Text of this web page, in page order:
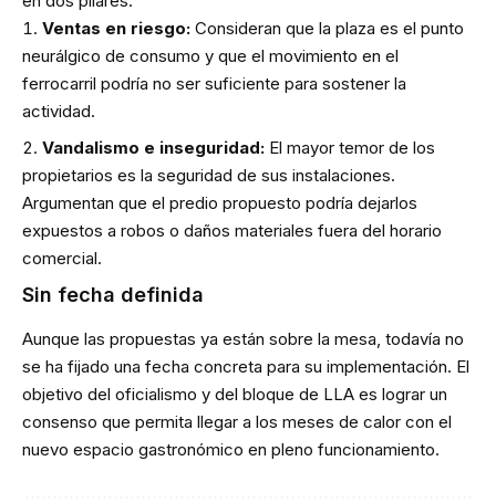
Ventas en riesgo: Consideran que la plaza es el punto
neurálgico de consumo y que el movimiento en el
ferrocarril podría no ser suficiente para sostener la
actividad.
Vandalismo e inseguridad: El mayor temor de los
propietarios es la seguridad de sus instalaciones.
Argumentan que el predio propuesto podría dejarlos
expuestos a robos o daños materiales fuera del horario
comercial.
Sin fecha definida
Aunque las propuestas ya están sobre la mesa, todavía no
se ha fijado una fecha concreta para su implementación. El
objetivo del oficialismo y del bloque de LLA es lograr un
consenso que permita llegar a los meses de calor con el
nuevo espacio gastronómico en pleno funcionamiento.